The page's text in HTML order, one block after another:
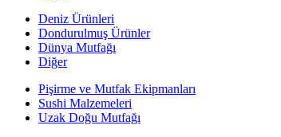
Deniz Ürünleri
Dondurulmuş Ürünler
Dünya Mutfağı
Diğer
Pişirme ve Mutfak Ekipmanları
Sushi Malzemeleri
Uzak Doğu Mutfağı